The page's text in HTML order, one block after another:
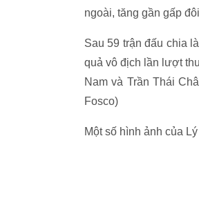
ngoài, tăng gần gấp
Sau 59 trận đấu chia
quả vô địch lần lượt
Nam và Trần Thái
Fosco)
Một số hình ảnh của